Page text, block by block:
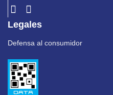
Legales
Defensa al consumidor